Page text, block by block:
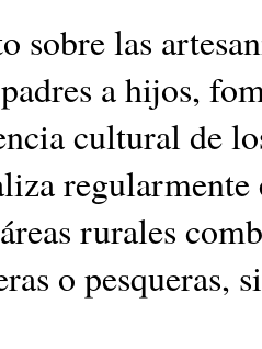
sobre las
a hijos,
cultural de
rurales
o pesqueras,